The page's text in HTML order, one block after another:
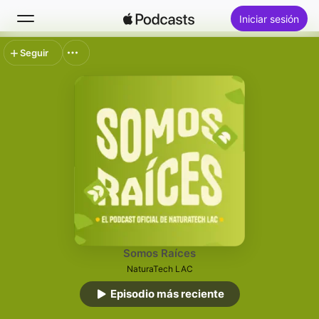
Iniciar sesión
Buscar
Lo más escuchado
Somos Raíces
NaturaTech LAC
Episodio más reciente
Seguir